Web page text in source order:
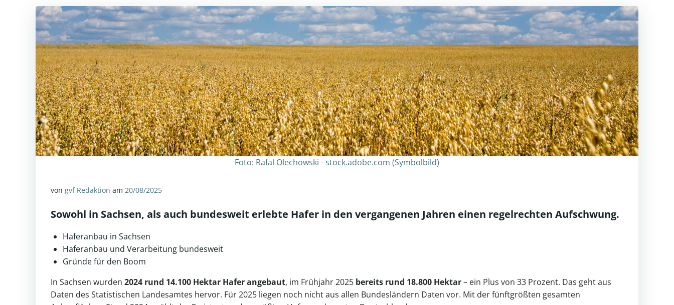
Foto: Rafal Olechowski - stock.adobe.com (Symbolbild)
von gvf Redaktion am 20/08/2025
Sowohl in Sachsen, als auch bundesweit erlebte Hafer in den vergangenen Jahren einen regelrechten Aufschwung.
Haferanbau in Sachsen
Haferanbau und Verarbeitung bundesweit
Gründe für den Boom
In Sachsen wurden 2024 rund 14.100 Hektar Haferangebaut, im Frühjahr 2025 bereits rund 18.800 Hektar– ein Plus von 33 Prozent. Das geht aus
Daten des Statistischen Landesamtes hervor. Für 2025 liegen noch nicht aus allen Bundesländern Daten vor. Mit der fünftgrößten gesamten